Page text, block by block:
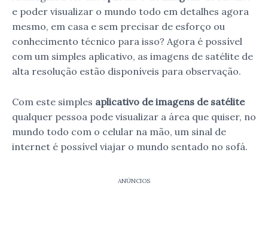
e poder visualizar o mundo todo em detalhes agora
mesmo, em casa e sem precisar de esforço ou
conhecimento técnico para isso? Agora é possível
com um simples aplicativo, as imagens de satélite de
alta resolução estão disponíveis para observação.
Com este simples aplicativo de imagens de satélite
qualquer pessoa pode visualizar a área que quiser, no
mundo todo com o celular na mão, um sinal de
internet é possível viajar o mundo sentado no sofá.
ANÚNCIOS